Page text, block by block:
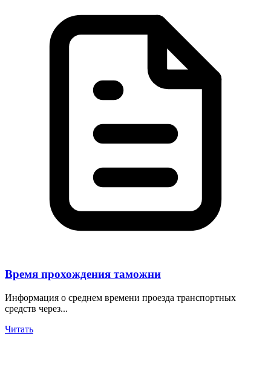
Время прохождения таможни
Информация о среднем времени проезда транспортных
средств через...
Читать